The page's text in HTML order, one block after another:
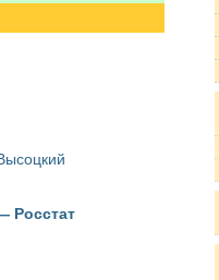
Росстат